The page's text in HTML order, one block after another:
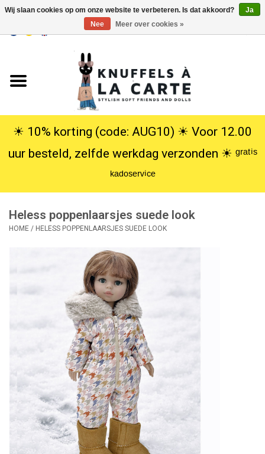
USD
Knuffels
Poppen
SALE
Cadeauservice
☀︎ 10% korting (code: AUG10) ☀︎ Voor 12.00
uur besteld, zelfde werkdag verzonden ☀︎ ᵍʳᵃᵗⁱˢ
ᵏᵃᵈᵒˢᵉʳᵛⁱᶜᵉ
Heless poppenlaarsjes suede look
HOME / HELESS POPPENLAARSJES SUEDE LOOK
Wij slaan cookies op om onze website te verbeteren. Is dat akkoord?
Ja
Nee
Meer over cookies »